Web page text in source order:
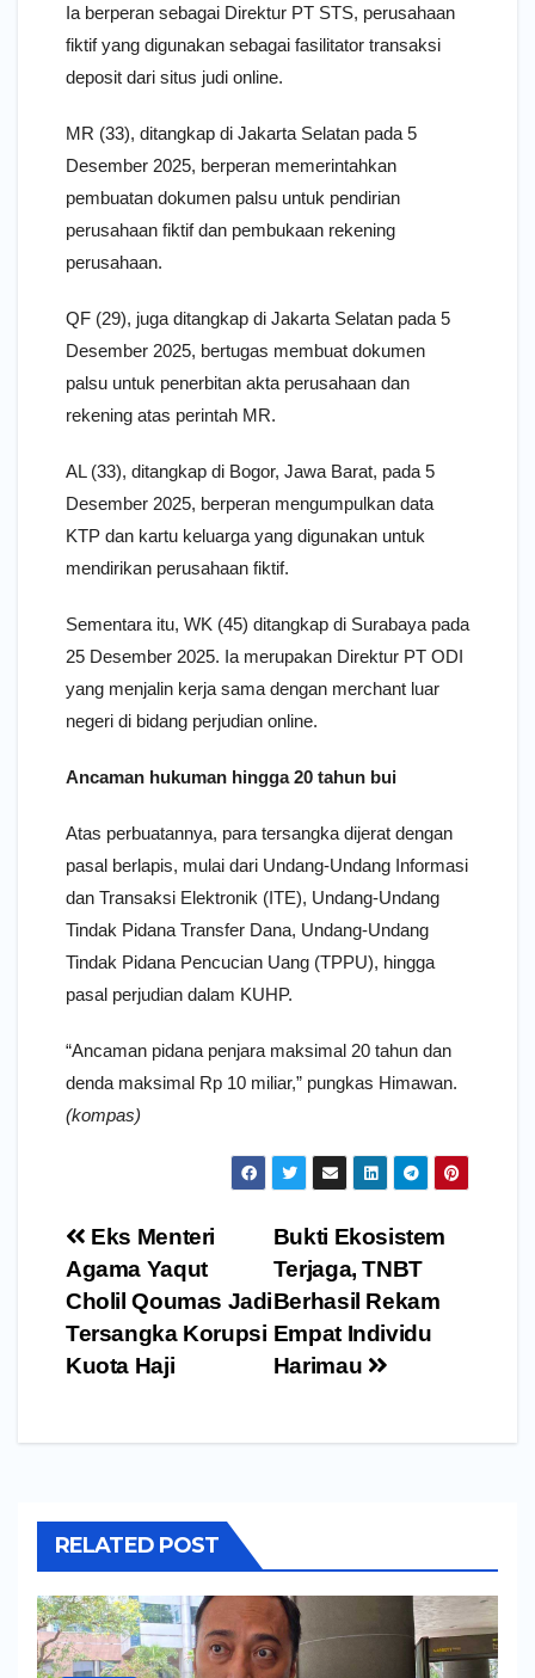
Ia berperan sebagai Direktur PT STS, perusahaan
fiktif yang digunakan sebagai fasilitator transaksi
deposit dari situs judi online.
MR (33), ditangkap di Jakarta Selatan pada 5
Desember 2025, berperan memerintahkan
pembuatan dokumen palsu untuk pendirian
perusahaan fiktif dan pembukaan rekening
perusahaan.
QF (29), juga ditangkap di Jakarta Selatan pada 5
Desember 2025, bertugas membuat dokumen
palsu untuk penerbitan akta perusahaan dan
rekening atas perintah MR.
AL (33), ditangkap di Bogor, Jawa Barat, pada 5
Desember 2025, berperan mengumpulkan data
KTP dan kartu keluarga yang digunakan untuk
mendirikan perusahaan fiktif.
Sementara itu, WK (45) ditangkap di Surabaya pada
25 Desember 2025. Ia merupakan Direktur PT ODI
yang menjalin kerja sama dengan merchant luar
negeri di bidang perjudian online.
Ancaman hukuman hingga 20 tahun bui
Atas perbuatannya, para tersangka dijerat dengan
pasal berlapis, mulai dari Undang-Undang Informasi
dan Transaksi Elektronik (ITE), Undang-Undang
Tindak Pidana Transfer Dana, Undang-Undang
Tindak Pidana Pencucian Uang (TPPU), hingga
pasal perjudian dalam KUHP.
“Ancaman pidana penjara maksimal 20 tahun dan
denda maksimal Rp 10 miliar,” pungkas Himawan.
(kompas)
Navigasi
pos
Bukti Ekosistem
Terjaga, TNBT
Berhasil Rekam
Empat Individu
Harimau
Eks Menteri
Agama Yaqut
Cholil Qoumas Jadi
Tersangka Korupsi
Kuota Haji
RELATED POST